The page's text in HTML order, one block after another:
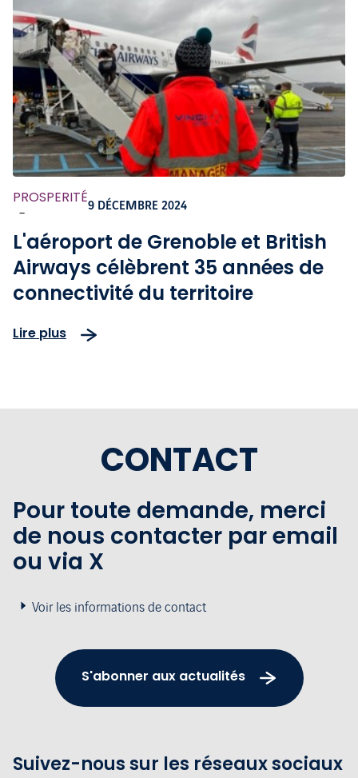
PROSPERITÉ
-
9 DÉCEMBRE 2024
L'aéroport de Grenoble et British
Airways célèbrent 35 années de
connectivité du territoire
Lire plus
CONTACT
Pour toute demande, merci
de nous contacter par email
ou via X
Voir les informations de contact
S'abonner aux actualités
Suivez-nous sur les réseaux sociaux